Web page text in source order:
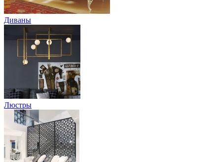
Диваны
Люстры